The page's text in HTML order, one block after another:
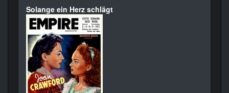
Solange ein Herz schlägt